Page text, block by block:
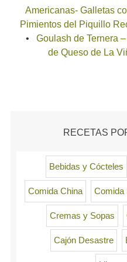
Americanas- Galletas
Pimientos del Piquillo
Goulash de Ternera
de Queso de La
RECETAS
Bebidas y Cócteles
Comida China Comida
Cremas y Sopas
Cajón Desastre